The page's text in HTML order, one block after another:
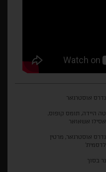
אוסטרגאר
היידה, תומס קופוס,
אשאואר
אוסטרגאר, מרטין
בסוך